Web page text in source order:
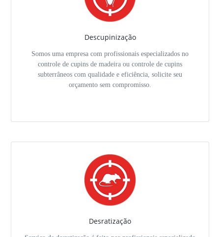
Descupinização
Somos uma empresa com profissionais especializados no
controle de cupins de madeira ou controle de cupins
subterrâneos com qualidade e eficiência, solicite seu
orçamento sem compromisso.
Desratização